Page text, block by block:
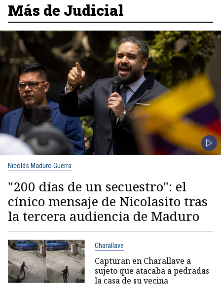
Más de Judicial
Nicolás Maduro Guerra
"200 días de un secuestro": el
cínico mensaje de Nicolasito tras
la tercera audiencia de Maduro
Charallave
Capturan en Charallave a
sujeto que atacaba a pedradas
la casa de su vecina